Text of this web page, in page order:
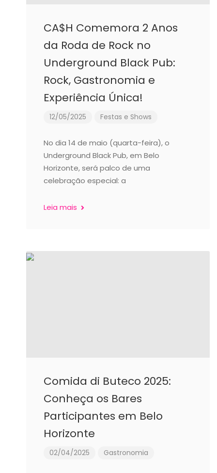
CA$H Comemora 2 Anos
da Roda de Rock no
Underground Black Pub:
Rock, Gastronomia e
Experiência Única!
12/05/2025 Festas e Shows
No dia 14 de maio (quarta-feira), o
Underground Black Pub, em Belo
Horizonte, será palco de uma
celebração especial: a
Leia mais
Comida di Buteco 2025:
Conheça os Bares
Participantes em Belo
Horizonte
02/04/2025 Gastronomia